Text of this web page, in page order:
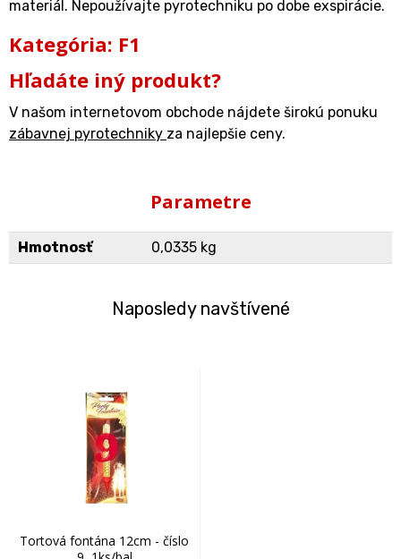
materiál. Nepoužívajte pyrotechniku po dobe exspirácie.
Kategória: F1
Hľadáte iný produkt?
V našom internetovom obchode nájdete širokú ponuku
zábavnej pyrotechniky za najlepšie ceny.
Parametre
Hmotnosť 0,0335 kg
Naposledy navštívené
Tortová fontána 12cm - číslo